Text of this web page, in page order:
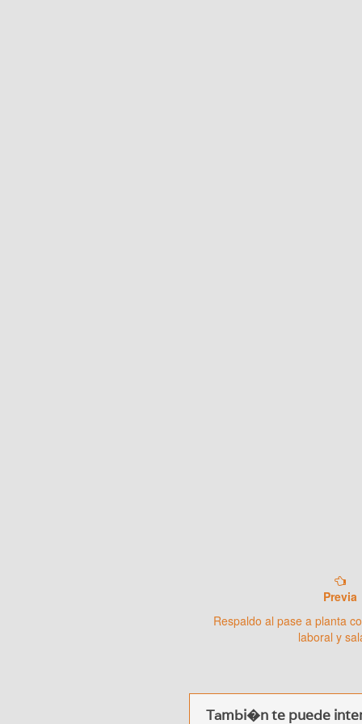
Previa
Respaldo al pase a planta
laboral y
Tambi�n te puede